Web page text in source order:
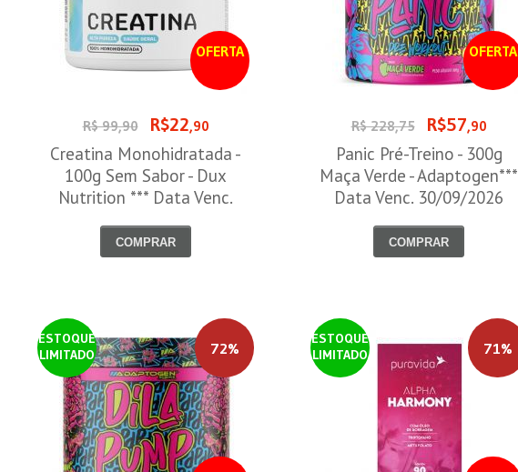
OFERTA
R$ 99,90 R$22,90
Creatina Monohidratada -
100g Sem Sabor - Dux
Nutrition *** Data Venc.
COMPRAR
OFERTA
R$ 228,75 R$57,90
Panic Pré-Treino - 300g
Maça Verde - Adaptogen***
Data Venc. 30/09/2026
COMPRAR
ESTOQUE
LIMITADO
72%
ESTOQUE
LIMITADO
71%